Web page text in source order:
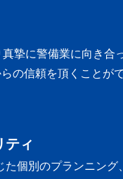
摯に警備業に向き合
の信頼を頂くことが
ティ
た個別のプランニング